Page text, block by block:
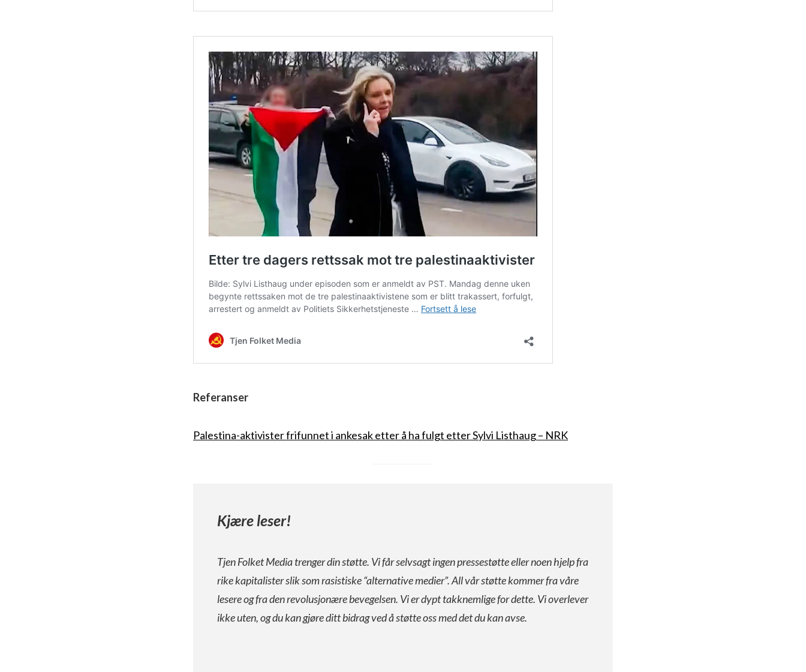
Referanser
Palestina-aktivister frifunnet i ankesak etter å ha fulgt etter Sylvi Listhaug – NRK
Kjære leser!
Tjen Folket Media trenger din støtte. Vi får selvsagt ingen pressestøtte eller noen hjelp fra
rike kapitalister slik som rasistiske “alternative medier”. All vår støtte kommer fra våre
lesere og fra den revolusjonære bevegelsen. Vi er dypt takknemlige for dette. Vi overlever
ikke uten, og du kan gjøre ditt bidrag ved å støtte oss med det du kan avse.